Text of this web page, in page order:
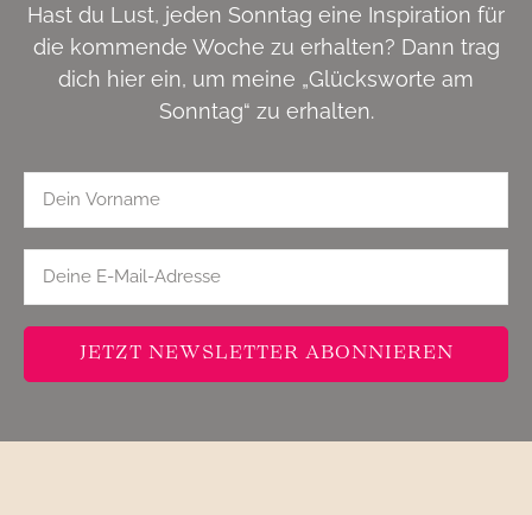
Hast du Lust, jeden Sonntag eine Inspiration für
die kommende Woche zu erhalten? Dann trag
dich hier ein, um meine „Glücksworte am
Sonntag“ zu erhalten.
JETZT NEWSLETTER ABONNIEREN